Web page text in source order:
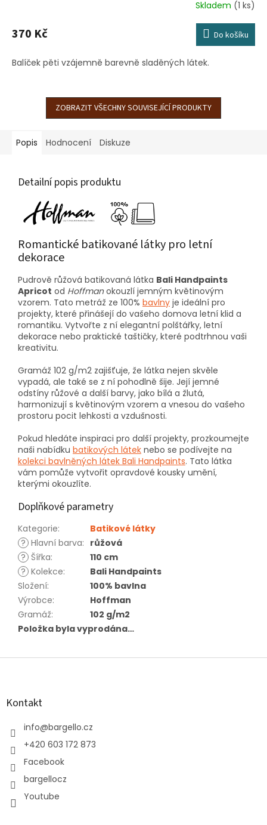
Skladem (1 ks)
370 Kč Do košíku
Balíček pěti vzájemně barevně sladěných látek.
ZOBRAZIT VŠECHNY SOUVISEJÍCÍ PRODUKTY
Popis Hodnocení Diskuze
Detailní popis produktu
Romantické batikované látky pro letní
dekorace
Pudrově růžová batikovaná látka Bali Handpaints
Apricot od Hoffmanokouzlí jemným květinovým
vzorem. Tato metráž ze 100% bavlny je ideální pro
projekty, které přinášejí do vašeho domova letní klid a
romantiku. Vytvořte z ní elegantní polštářky, letní
dekorace nebo praktické taštičky, které podtrhnou vaši
kreativitu.
Gramáž 102 g/m2 zajišťuje, že látka nejen skvěle
vypadá, ale také se z ní pohodlně šije. Její jemné
odstíny růžové a další barvy, jako bílá a žlutá,
harmonizují s květinovým vzorem a vnesou do vašeho
prostoru pocit lehkosti a vzdušnosti.
Pokud hledáte inspiraci pro další projekty, prozkoumejte
naši nabídku batikových látek nebo se podívejte na
kolekci bavlněných látek Bali Handpaints. Tato látka
vám pomůže vytvořit opravdové kousky umění,
kterými okouzlíte.
Doplňkové parametry
Kategorie:
Batikové látky
? Hlavní barva: růžová
? Šířka:
110 cm
? Kolekce:
Bali Handpaints
Složení:
100% bavlna
Výrobce:
Hoffman
Gramáž:
102 g/m2
Položka byla vyprodána…
Z
Kontakt
info@bargello.cz
+420 603 172 873
Facebook
bargellocz
Youtube